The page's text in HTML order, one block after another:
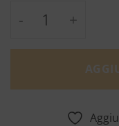
Lonestar